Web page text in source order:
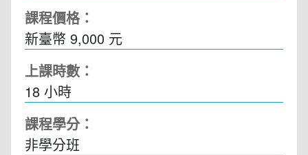
課程價格：
新臺幣 9,000 元
上課時數：
18 小時
課程學分：
非學分班